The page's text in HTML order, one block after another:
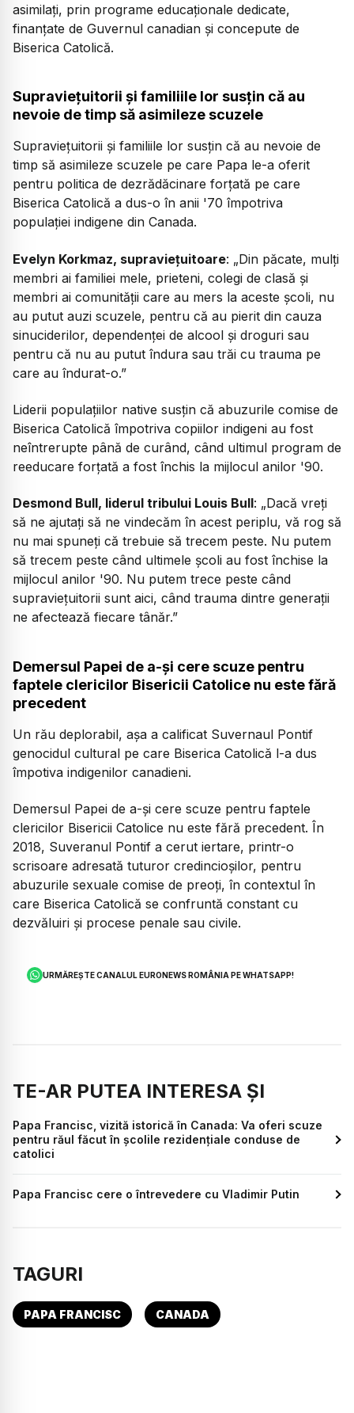
asimilați, prin programe educaționale dedicate,
finanțate de Guvernul canadian și concepute de
Biserica Catolică.
Supraviețuitorii și familiile lor susțin că au
nevoie de timp să asimileze scuzele
Supraviețuitorii și familiile lor susțin că au nevoie de
timp să asimileze scuzele pe care Papa le-a oferit
pentru politica de dezrădăcinare forțată pe care
Biserica Catolică a dus-o în anii '70 împotriva
populației indigene din Canada.
Evelyn Korkmaz, supraviețuitoare: „Din păcate, mulți
membri ai familiei mele, prieteni, colegi de clasă și
membri ai comunității care au mers la aceste școli, nu
au putut auzi scuzele, pentru că au pierit din cauza
sinuciderilor, dependenței de alcool și droguri sau
pentru că nu au putut îndura sau trăi cu trauma pe
care au îndurat-o.”
Liderii populațiilor native susțin că abuzurile comise de
Biserica Catolică împotriva copiilor indigeni au fost
neîntrerupte până de curând, când ultimul program de
reeducare forțată a fost închis la mijlocul anilor '90.
Desmond Bull, liderul tribului Louis Bull: „Dacă vreți
să ne ajutați să ne vindecăm în acest periplu, vă rog să
nu mai spuneți că trebuie să trecem peste. Nu putem
să trecem peste când ultimele școli au fost închise la
mijlocul anilor '90. Nu putem trece peste când
supraviețuitorii sunt aici, când trauma dintre generații
ne afectează fiecare tânăr.”
Demersul Papei de a-și cere scuze pentru
faptele clericilor Bisericii Catolice nu este fără
precedent
Un rău deplorabil, așa a calificat Suvernaul Pontif
genocidul cultural pe care Biserica Catolică l-a dus
împotiva indigenilor canadieni.
Demersul Papei de a-și cere scuze pentru faptele
clericilor Bisericii Catolice nu este fără precedent. În
2018, Suveranul Pontif a cerut iertare, printr-o
scrisoare adresată tuturor credincioșilor, pentru
abuzurile sexuale comise de preoți, în contextul în
care Biserica Catolică se confruntă constant cu
dezvăluiri și procese penale sau civile.
URMĂREȘTE CANALUL EURONEWS ROMÂNIA PE WHATSAPP!
TE-AR PUTEA INTERESA ȘI
Papa Francisc, vizită istorică în Canada: Va oferi scuze
pentru răul făcut în şcolile rezidenţiale conduse de
catolici
Papa Francisc cere o întrevedere cu Vladimir Putin
TAGURI
PAPA FRANCISC CANADA